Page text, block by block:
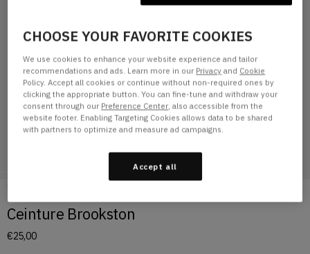
Ceinture Brookston
€25,00
CHOOSE YOUR FAVORITE COOKIES
We use cookies to enhance your website experience and tailor
recommendations and ads. Learn more in our Privacy and Cookie
Policy. Accept all cookies or continue without non-required ones by
clicking the appropriate button. You can fine-tune and withdraw your
consent through our Preference Center, also accessible from the
website footer. Enabling Targeting Cookies allows data to be shared
with partners to optimize and measure ad campaigns.
Accept all